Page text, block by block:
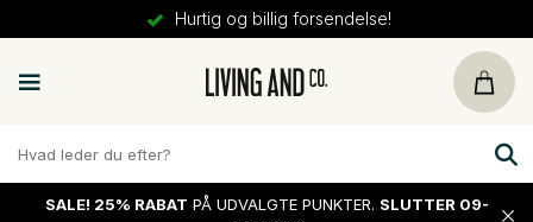
Hurtig og billig forsendelse!
SALE! 25% RABAT PÅ UDVALGTE PUNKTER. SLUTTER 09-